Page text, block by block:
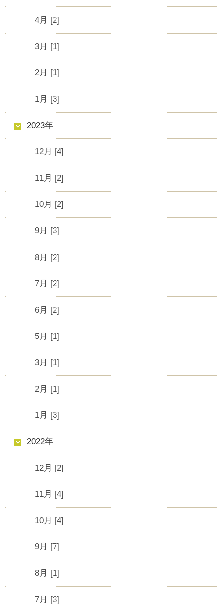
4月 [2]
3月 [1]
2月 [1]
1月 [3]
2023年
12月 [4]
11月 [2]
10月 [2]
9月 [3]
8月 [2]
7月 [2]
6月 [2]
5月 [1]
3月 [1]
2月 [1]
1月 [3]
2022年
12月 [2]
11月 [4]
10月 [4]
9月 [7]
8月 [1]
7月 [3]